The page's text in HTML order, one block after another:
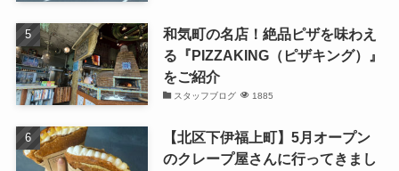
和気町の名店！絶品ピザを味わえ
る『PIZZAKING（ピザキング）』
をご紹介
スタッフブログ 1885
【北区下伊福上町】5月オープン
のクレープ屋さんに行ってきまし